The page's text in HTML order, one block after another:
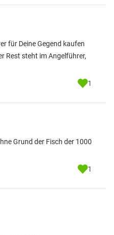
für Deine Gegend kaufen
Rest steht im Angelführer,
1
Grund der Fisch der 1000
1